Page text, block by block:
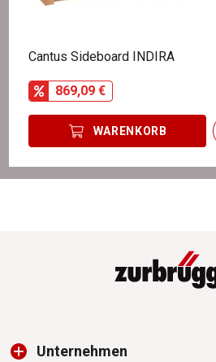
Cantus Sideboard INDIRA
869,09 €
WARENKORB
Unternehmen